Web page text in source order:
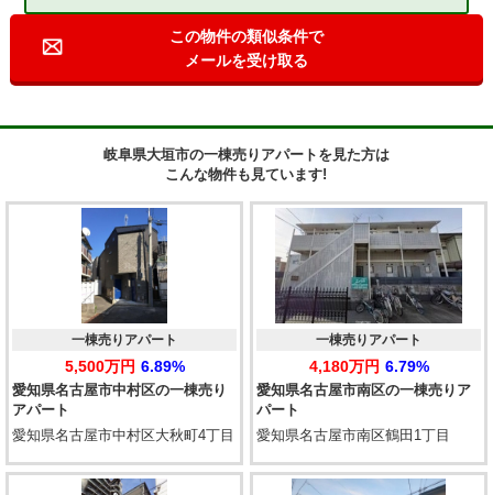
この物件の類似条件で
メールを受け取る
岐阜県大垣市の一棟売りアパートを見た方は
こんな物件も見ています!
愛知県名古屋市中村区の一棟売り
アパート
一棟売りアパート
5,500万円 6.89%
愛知県名古屋市中村区大秋町4丁目
愛知県名古屋市南区の一棟売りア
パート
一棟売りアパート
4,180万円 6.79%
愛知県名古屋市南区鶴田1丁目